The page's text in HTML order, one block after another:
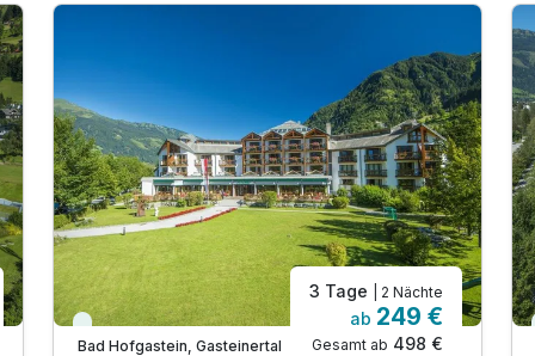
Viele Termine frei
Bad Hofgastein, Gasteinertal
3 Tage | 2 Nächte
ab 249 €
Gesamt ab 498 €